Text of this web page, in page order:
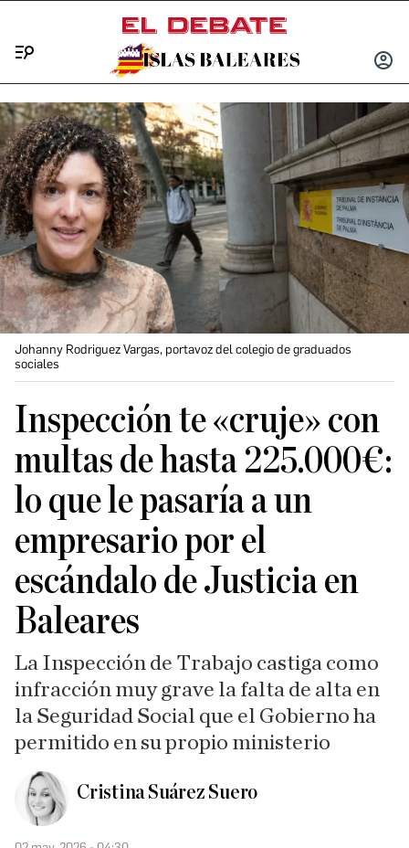
INICIAR
Johanny Rodriguez Vargas, portavoz del colegio de graduados
sociales
Inspección te «cruje» con
multas de hasta 225.000€:
lo que le pasaría a un
empresario por el
escándalo de Justicia en
Baleares
La Inspección de Trabajo castiga como
infracción muy grave la falta de alta en
la Seguridad Social que el Gobierno ha
permitido en su propio ministerio
Cristina Suárez Suero